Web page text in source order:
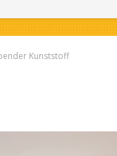
Kunststoff